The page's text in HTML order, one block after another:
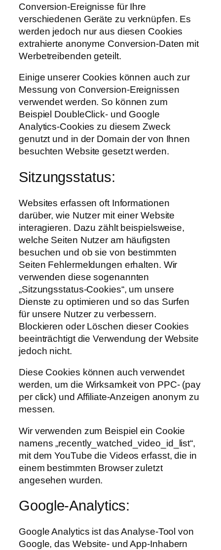
Conversion-Ereignisse für Ihre
verschiedenen Geräte zu verknüpfen. Es
werden jedoch nur aus diesen Cookies
extrahierte anonyme Conversion-Daten mit
Werbetreibenden geteilt.
Einige unserer Cookies können auch zur
Messung von Conversion-Ereignissen
verwendet werden. So können zum
Beispiel DoubleClick- und Google
Analytics-Cookies zu diesem Zweck
genutzt und in der Domain der von Ihnen
besuchten Website gesetzt werden.
Sitzungsstatus:
Websites erfassen oft Informationen
darüber, wie Nutzer mit einer Website
interagieren. Dazu zählt beispielsweise,
welche Seiten Nutzer am häufigsten
besuchen und ob sie von bestimmten
Seiten Fehlermeldungen erhalten. Wir
verwenden diese sogenannten
„Sitzungsstatus-Cookies“, um unsere
Dienste zu optimieren und so das Surfen
für unsere Nutzer zu verbessern.
Blockieren oder Löschen dieser Cookies
beeinträchtigt die Verwendung der Website
jedoch nicht.
Diese Cookies können auch verwendet
werden, um die Wirksamkeit von PPC- (pay
per click) und Affiliate-Anzeigen anonym zu
messen.
Wir verwenden zum Beispiel ein Cookie
namens „recently_watched_video_id_list“,
mit dem YouTube die Videos erfasst, die in
einem bestimmten Browser zuletzt
angesehen wurden.
Google-Analytics:
Google Analytics ist das Analyse-Tool von
Google, das Website- und App-Inhabern